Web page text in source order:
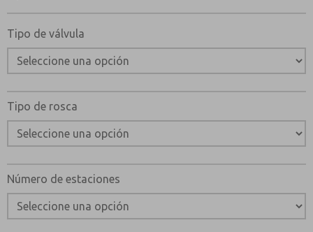
Tipo de válvula
Tipo de rosca
Número de estaciones
¿Método de Contacto Preferido?